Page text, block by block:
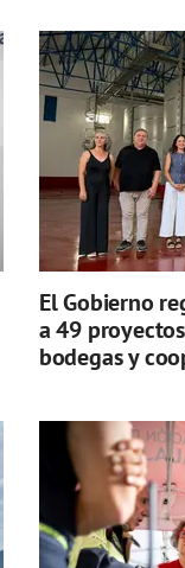
El Gobierno
a 49
bodegas y